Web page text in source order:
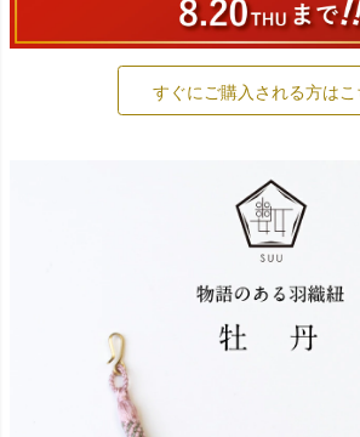
すぐにご購入される方はこ